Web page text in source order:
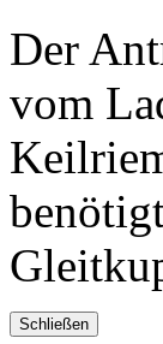
Der
vom
Schließen